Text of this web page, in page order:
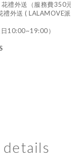
禮外送（服務費350元
禮外送 ( LALAMOVE
10:00~19:00）